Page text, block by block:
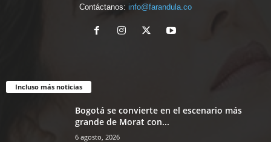
Contáctanos: info@farandula.co
Incluso más noticias
Bogotá se convierte en el escenario más
grande de Morat con...
6 agosto, 2026